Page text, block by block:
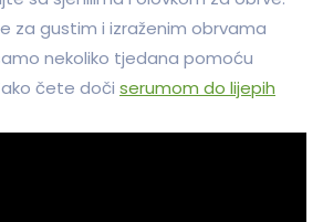
za gustim i izraženim obrvama
nekoliko tjedana pomoću
čete doči serumom do lijepih